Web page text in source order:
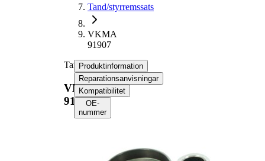
Tand/styrremssats
VKMA
91907
Tand/styrremssats
VKMA
91907
Produktinformation
Reparationsanvisningar
Kompatibilitet
OE-
nummer
Egenskap